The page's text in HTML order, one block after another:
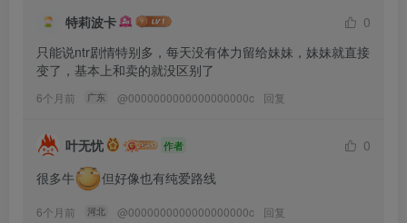
特莉波卡
0
只能说ntr剧情特别多，每天没有体力留给妹妹，妹妹就直接
变了，基本上和卖的就没区别了
6个月前 广东 @0000000000000000000c 回复
叶无忧 作者
0
很多牛
但好像也有纯爱路线
6个月前 河北 @0000000000000000000c 回复